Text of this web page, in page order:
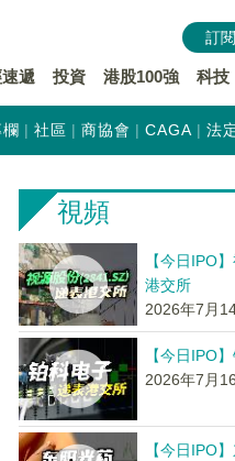
遞 投資 港股100強 科技
訂閱
社區 商協會 CAGA 法
視頻
【今日IPO
港交所
2026年7月
【今日IPO
2026年7月
【今日IPO